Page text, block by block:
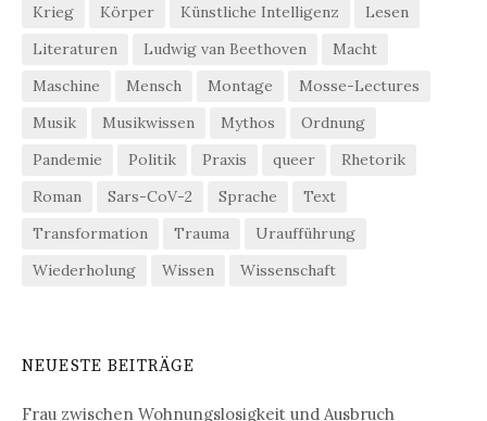
Krieg
Körper Künstliche Intelligenz
Lesen
Literaturen
Ludwig van Beethoven
Macht
Maschine
Mensch Montage
Mosse-Lectures
Musik
Musikwissen Mythos
Ordnung
Pandemie
Politik Praxis queer
Rhetorik
Roman
Sars-CoV-2 Sprache
Text
Transformation
Trauma
Uraufführung
Wiederholung
Wissen Wissenschaft
NEUESTE BEITRÄGE
Frau zwischen Wohnungslosigkeit und Ausbruch